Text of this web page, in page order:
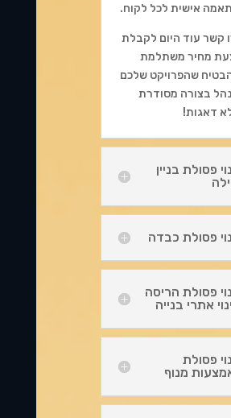
אישית לכל לקוח.
קשר עוד היום לקבלת
מחיר משתלמת
שהפרויקט שלכם
בצורה מסודרת
דאגות!
פסולת בניין
פסולת כבדה
פסולת הריסה
אתרי בנייה
פסולת
מנוף